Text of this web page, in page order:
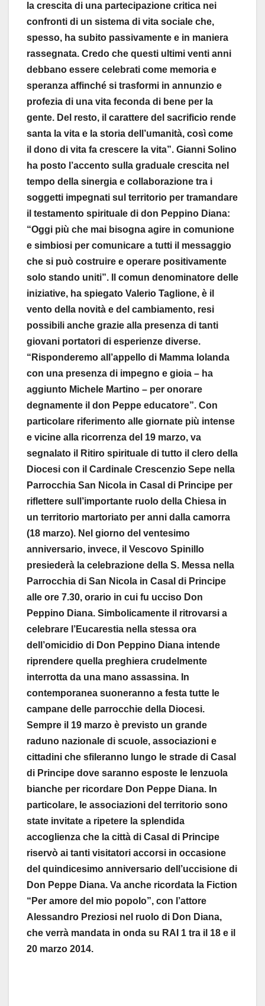
la crescita di una partecipazione critica nei
confronti di un sistema di vita sociale che,
spesso, ha subito passivamente e in maniera
rassegnata. Credo che questi ultimi venti anni
debbano essere celebrati come memoria e
speranza affinché si trasformi in annunzio e
profezia di una vita feconda di bene per la
gente. Del resto, il carattere del sacrificio rende
santa la vita e la storia dell’umanità, così come
il dono di vita fa crescere la vita”. Gianni Solino
ha posto l’accento sulla graduale crescita nel
tempo della sinergia e collaborazione tra i
soggetti impegnati sul territorio per tramandare
il testamento spirituale di don Peppino Diana:
“Oggi più che mai bisogna agire in comunione
e simbiosi per comunicare a tutti il messaggio
che si può costruire e operare positivamente
solo stando uniti”. Il comun denominatore delle
iniziative, ha spiegato Valerio Taglione, è il
vento della novità e del cambiamento, resi
possibili anche grazie alla presenza di tanti
giovani portatori di esperienze diverse.
“Risponderemo all’appello di Mamma Iolanda
con una presenza di impegno e gioia – ha
aggiunto Michele Martino – per onorare
degnamente il don Peppe educatore”. Con
particolare riferimento alle giornate più intense
e vicine alla ricorrenza del 19 marzo, va
segnalato il Ritiro spirituale di tutto il clero della
Diocesi con il Cardinale Crescenzio Sepe nella
Parrocchia San Nicola in Casal di Principe per
riflettere sull’importante ruolo della Chiesa in
un territorio martoriato per anni dalla camorra
(18 marzo). Nel giorno del ventesimo
anniversario, invece, il Vescovo Spinillo
presiederà la celebrazione della S. Messa nella
Parrocchia di San Nicola in Casal di Principe
alle ore 7.30, orario in cui fu ucciso Don
Peppino Diana. Simbolicamente il ritrovarsi a
celebrare l’Eucarestia nella stessa ora
dell’omicidio di Don Peppino Diana intende
riprendere quella preghiera crudelmente
interrotta da una mano assassina. In
contemporanea suoneranno a festa tutte le
campane delle parrocchie della Diocesi.
Sempre il 19 marzo è previsto un grande
raduno nazionale di scuole, associazioni e
cittadini che sfileranno lungo le strade di Casal
di Principe dove saranno esposte le lenzuola
bianche per ricordare Don Peppe Diana. In
particolare, le associazioni del territorio sono
state invitate a ripetere la splendida
accoglienza che la città di Casal di Principe
riservò ai tanti visitatori accorsi in occasione
del quindicesimo anniversario dell’uccisione di
Don Peppe Diana. Va anche ricordata la Fiction
“Per amore del mio popolo”, con l’attore
Alessandro Preziosi nel ruolo di Don Diana,
che verrà mandata in onda su RAI 1 tra il 18 e il
20 marzo 2014.